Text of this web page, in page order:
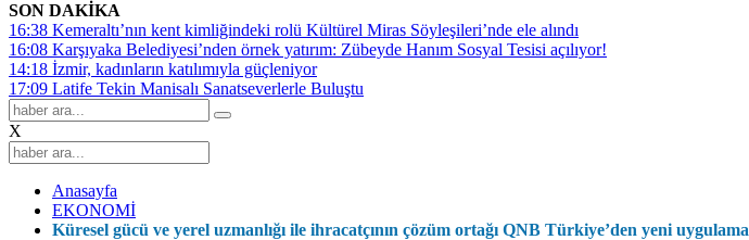
SON DAKİKA
16:38 Kemeraltı’nın kent kimliğindeki rolü Kültürel Miras Söyleşileri’nde ele alındı
16:08 Karşıyaka Belediyesi’nden örnek yatırım: Zübeyde Hanım Sosyal Tesisi açılıyor!
14:18 İzmir, kadınların katılımıyla güçleniyor
17:09 Latife Tekin Manisalı Sanatseverlerle Buluştu
X
Anasayfa
EKONOMİ
Küresel gücü ve yerel uzmanlığı ile ihracatçının çözüm ortağı QNB Türkiye’den yeni uygulama